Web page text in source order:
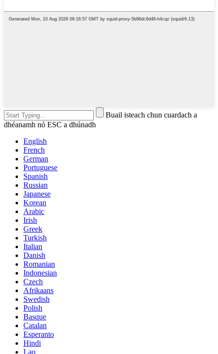
Buail isteach chun cuardach a
dhéanamh nó ESC a dhúnadh
English
French
German
Portuguese
Spanish
Russian
Japanese
Korean
Arabic
Irish
Greek
Turkish
Italian
Danish
Romanian
Indonesian
Czech
Afrikaans
Swedish
Polish
Basque
Catalan
Esperanto
Hindi
Lao